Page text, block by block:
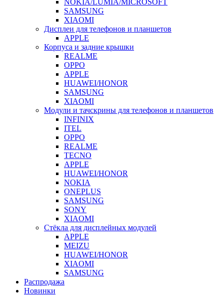
NOKIA/LUMIA/MICROSOFT
SAMSUNG
XIAOMI
Дисплеи для телефонов и планшетов
APPLE
Корпуса и задние крышки
REALME
OPPO
APPLE
HUAWEI/HONOR
SAMSUNG
XIAOMI
Модули и тачскрины для телефонов и планшетов
INFINIX
ITEL
OPPO
REALME
TECNO
APPLE
HUAWEI/HONOR
NOKIA
ONEPLUS
SAMSUNG
SONY
XIAOMI
Стёкла для дисплейных модулей
APPLE
MEIZU
HUAWEI/HONOR
XIAOMI
SAMSUNG
Распродажа
Новинки